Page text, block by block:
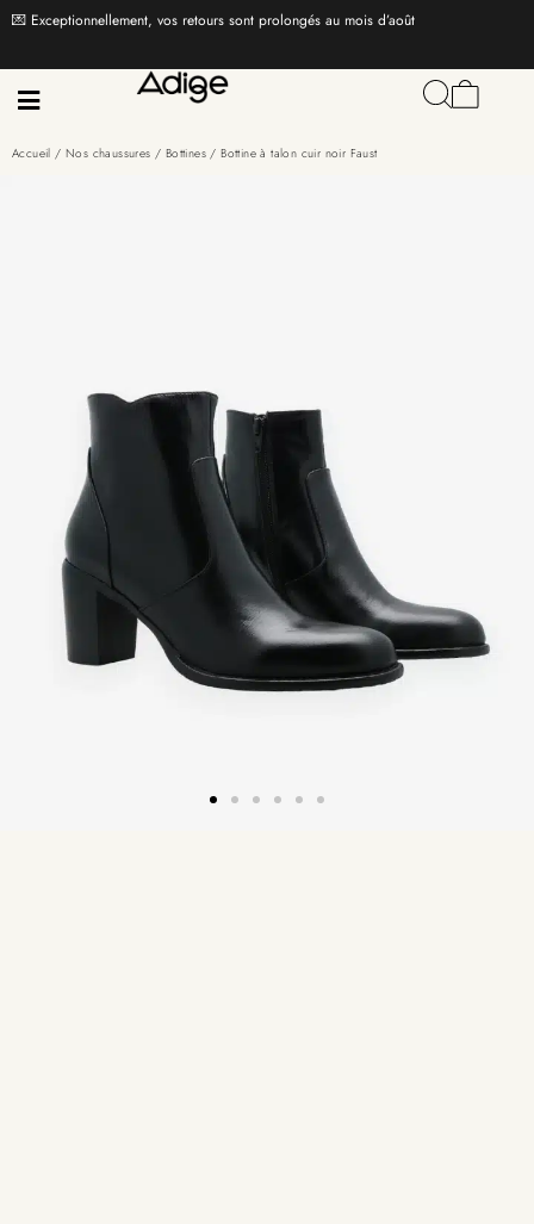
💌 Exceptionnellement, vos retours sont prolongés au mois d’août
Accueil /Nos chaussures / Bottines / Bottine à talon cuir noir Faust